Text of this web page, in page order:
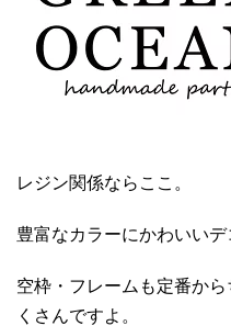
レジン関係ならここ。
豊富なカラーにかわいいデ
空枠・フレームも定番か
くさんですよ。